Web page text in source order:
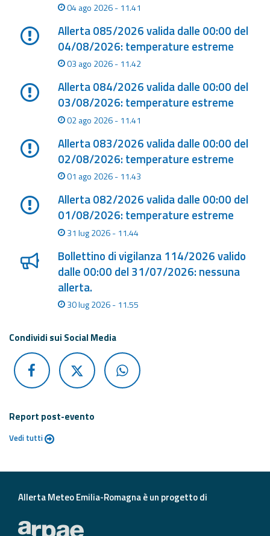
Informazioni
utili
Domande
frequenti
Guida per gli
sviluppatori
Il progetto
Allerta
Contatti
04 ago 2026 - 11.41
Allerta 085/2026 valida dalle 00:00 del
04/08/2026: temperature estreme
03 ago 2026 - 11.42
Allerta 084/2026 valida dalle 00:00 del
03/08/2026: temperature estreme
02 ago 2026 - 11.41
Allerta 083/2026 valida dalle 00:00 del
02/08/2026: temperature estreme
01 ago 2026 - 11.43
Allerta 082/2026 valida dalle 00:00 del
01/08/2026: temperature estreme
31 lug 2026 - 11.44
Bollettino di vigilanza 114/2026 valido
dalle 00:00 del 31/07/2026: nessuna
allerta.
30 lug 2026 - 11.55
Condividi sui Social Media
Report post-evento
Vedi tutti
Allerta Meteo Emilia-Romagna è un progetto di